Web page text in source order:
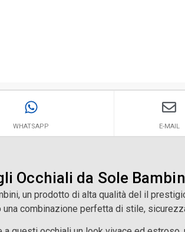
WHATSAPP E-MAIL
Occhiali da Sole
un prodotto di alta qualità del il
combinazione perfetta di stile,